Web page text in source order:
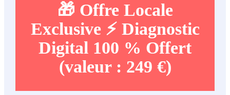
🎁 Offre Locale
Exclusive⚡️ Diagnostic
Digital 100 % Offert
(valeur : 249 €)